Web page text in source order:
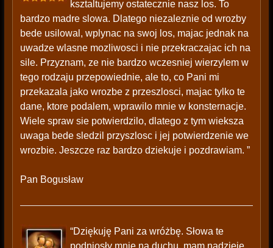
ksztaltujemy ostatecznie nasz los. To
bardzo madre slowa. Dlatego niezaleznie od wrozby
bede usilowal, wplynac na swoj los, majac jednak na
uwadze wlasne mozliwosci i nie przekraczajac ich na
sile. Przyznam, ze nie bardzo wczesniej wierzylem w
tego rodzaju przepowiednie, ale to, co Pani mi
przekazala jako wrozbe z przeszlosci, majac tylko te
dane, ktore podalem, wprawilo mnie w konsternacje.
Wiele spraw sie potwierdzilo, dlatego z tym wieksza
uwaga bede sledzil przyszlosc i jej potwierdzenie we
wrozbie. Jeszcze raz bardzo dziekuje i pozdrawiam. ”
Pan Bogusław
“Dziękuję Pani za wróżbę. Słowa te
podniosły mnie na duchu, mam nadzieje